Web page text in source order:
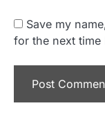
Save my
for the next time